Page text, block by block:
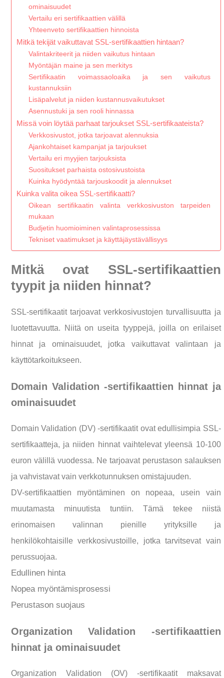
ominaisuudet
Vertailu eri sertifikaattien välillä
Yhteenveto sertifikaattien hinnoista
Mitkä tekijät vaikuttavat SSL-sertifikaattien hintaan?
Valintakriteerit ja niiden vaikutus hintaan
Myöntäjän maine ja sen merkitys
Sertifikaatin voimassaoloaika ja sen vaikutus
kustannuksiin
Lisäpalvelut ja niiden kustannusvaikutukset
Asennustuki ja sen rooli hinnassa
Missä voin löytää parhaat tarjoukset SSL-sertifikaateista?
Verkkosivustot, jotka tarjoavat alennuksia
Ajankohtaiset kampanjat ja tarjoukset
Vertailu eri myyjien tarjouksista
Suositukset parhaista ostosivustoista
Kuinka hyödyntää tarjouskoodit ja alennukset
Kuinka valita oikea SSL-sertifikaatti?
Oikean sertifikaatin valinta verkkosivuston tarpeiden
mukaan
Budjetin huomioiminen valintaprosessissa
Tekniset vaatimukset ja käyttäjäystävällisyys
Mitkä ovat SSL-sertifikaattien
tyypit ja niiden hinnat?
SSL-sertifikaatit tarjoavat verkkosivustojen turvallisuutta ja
luotettavuutta. Niitä on useita tyyppejä, joilla on erilaiset
hinnat ja ominaisuudet, jotka vaikuttavat valintaan ja
käyttötarkoitukseen.
Domain Validation -sertifikaattien hinnat ja
ominaisuudet
Domain Validation (DV) -sertifikaatit ovat edullisimpia SSL-
sertifikaatteja, ja niiden hinnat vaihtelevat yleensä 10-100
euron välillä vuodessa. Ne tarjoavat perustason salauksen
ja vahvistavat vain verkkotunnuksen omistajuuden.
DV-sertifikaattien myöntäminen on nopeaa, usein vain
muutamasta minuutista tuntiin. Tämä tekee niistä
erinomaisen valinnan pienille yrityksille ja
henkilökohtaisille verkkosivustoille, jotka tarvitsevat vain
perussuojaa.
Edullinen hinta
Nopea myöntämisprosessi
Perustason suojaus
Organization Validation -sertifikaattien
hinnat ja ominaisuudet
Organization Validation (OV) -sertifikaatit maksavat